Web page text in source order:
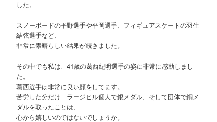
した。
スノーボードの平野選手や平岡選手、フィギュアスケートの羽生
結弦選手など、
非常に素晴らしい結果が続きました。
その中でも私は、41歳の葛西紀明選手の姿に非常に感動しまし
た。
葛西選手は非常に良い顔をしてます。
苦労した分だけ、ラージヒル個人で銀メダル、そして団体で銅メ
ダルを取ったことは、
心から嬉しいのではないでしょうか。